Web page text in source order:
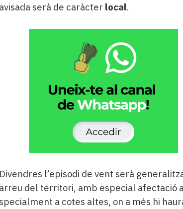
avisada serà de caràcter local.
Divendres l’episodi de vent serà
arreu del territori, amb especial afectació
a cotes altes, on a més hi